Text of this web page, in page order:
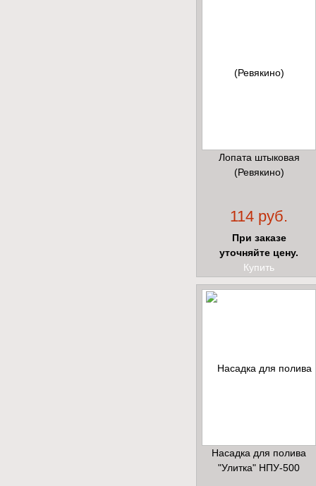
Лопата штыковая
(Ревякино)
114 руб.
При заказе
уточняйте цену.
Купить
Насадка для полива
"Улитка" НПУ-500